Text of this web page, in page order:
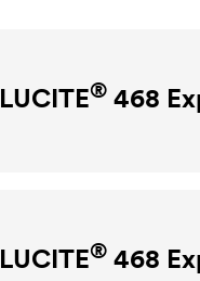
LUCITE® 468
LUCITE® 468